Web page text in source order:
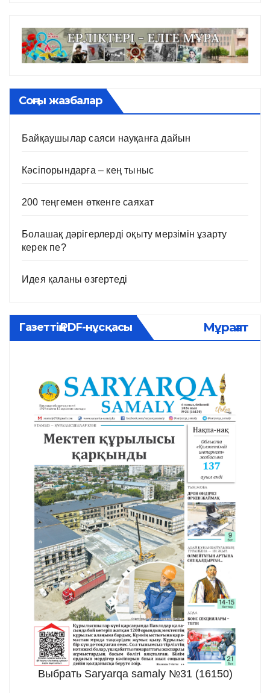
Соңғы жазбалар
Байқаушылар саяси науқанға дайын
Кәсіпорындарға – кең тыныс
200 теңгемен өткенге саяхат
Болашақ дәрігерлерді оқыту мерзімін ұзарту
керек пе?
Идея қаланы өзгертеді
Газеттің PDF-нұсқасы Мұрағат
Выбрать Saryarqa samaly №31 (16150)